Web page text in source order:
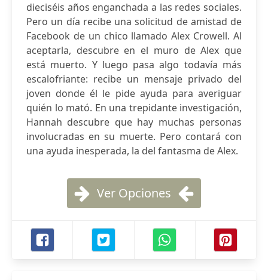
dieciséis años enganchada a las redes sociales.
Pero un día recibe una solicitud de amistad de
Facebook de un chico llamado Alex Crowell. Al
aceptarla, descubre en el muro de Alex que
está muerto. Y luego pasa algo todavía más
escalofriante: recibe un mensaje privado del
joven donde él le pide ayuda para averiguar
quién lo mató. En una trepidante investigación,
Hannah descubre que hay muchas personas
involucradas en su muerte. Pero contará con
una ayuda inesperada, la del fantasma de Alex.
Ver Opciones